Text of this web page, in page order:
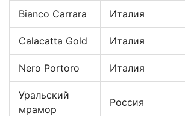
Bianco Carrara Италия
Calacatta Gold Италия
Nero Portoro Италия
Уральский
мрамор
Россия